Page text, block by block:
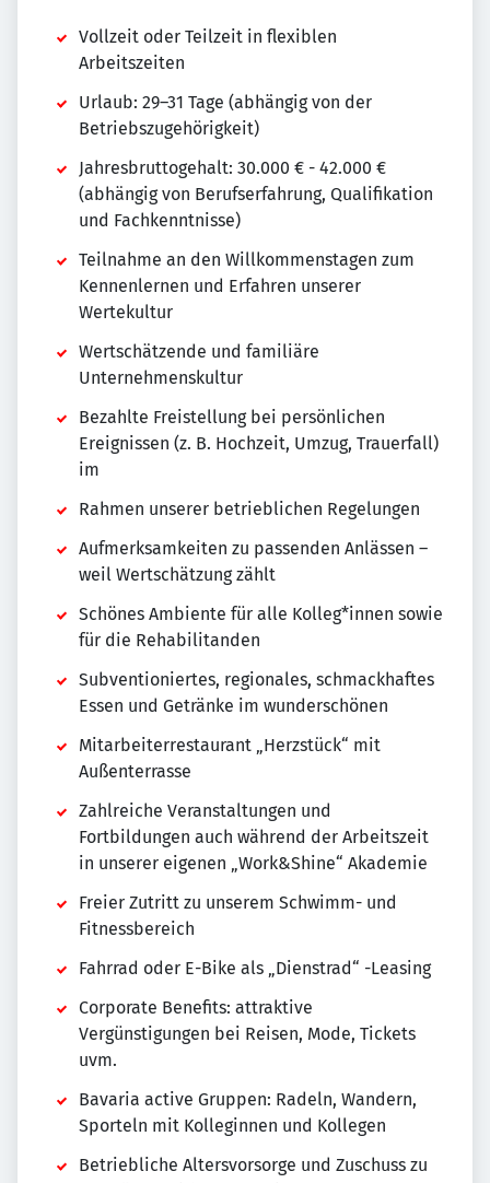
Vollzeit oder Teilzeit in flexiblen
Arbeitszeiten
Urlaub: 29–31 Tage (abhängig von der
Betriebszugehörigkeit)
Jahresbruttogehalt: 30.000 € - 42.000 €
(abhängig von Berufserfahrung, Qualifikation
und Fachkenntnisse)
Teilnahme an den Willkommenstagen zum
Kennenlernen und Erfahren unserer
Wertekultur
Wertschätzende und familiäre
Unternehmenskultur
Bezahlte Freistellung bei persönlichen
Ereignissen (z. B. Hochzeit, Umzug, Trauerfall)
im
Rahmen unserer betrieblichen Regelungen
Aufmerksamkeiten zu passenden Anlässen –
weil Wertschätzung zählt
Schönes Ambiente für alle Kolleg*innen sowie
für die Rehabilitanden
Subventioniertes, regionales, schmackhaftes
Essen und Getränke im wunderschönen
Mitarbeiterrestaurant „Herzstück“ mit
Außenterrasse
Zahlreiche Veranstaltungen und
Fortbildungen auch während der Arbeitszeit
in unserer eigenen „Work&Shine“ Akademie
Freier Zutritt zu unserem Schwimm- und
Fitnessbereich
Fahrrad oder E-Bike als „Dienstrad“ -Leasing
Corporate Benefits: attraktive
Vergünstigungen bei Reisen, Mode, Tickets
uvm.
Bavaria active Gruppen: Radeln, Wandern,
Sporteln mit Kolleginnen und Kollegen
Betriebliche Altersvorsorge und Zuschuss zu